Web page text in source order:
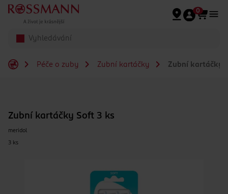
Přeskočit na hlavmní obsah
0
Péče o zuby Zubní kartáčky Zubní kartáčky
Zubní kartáčky Soft 3 ks
meridol
3 ks